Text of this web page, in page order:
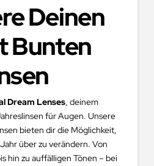
Deinen
Bunten
Dream Lenses, deinem
für Augen. Unsere
bieten dir die Möglichkeit,
über zu verändern. Von
hin zu auffälligen Tönen – bei